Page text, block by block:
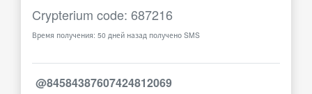
Crypterium code: 687216
Время получения: 50 дней назад получено SMS
@84584387607424812069